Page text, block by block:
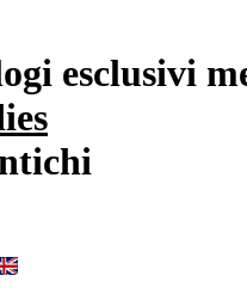
esclusivi